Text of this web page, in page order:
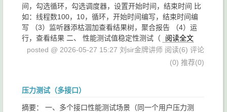
间，勾选循环，勾选调度器，设置开始时间，结束时间 比
如：线程数100，10，循环，开始时间编写，结束时间编
写 （3）监听器添枯涸加查看结果树，聚合报告 （4）运
行，查看结果 二、 性能测试值稳定性测试（
阅读全文
posted @ 2026-05-27 15:27 刘sir金牌讲师 阅读(6) 评论
(0) 推荐(0)
压力测试（多接口）
摘要： 一、多个接口性能测试场景（同一个用户压力测